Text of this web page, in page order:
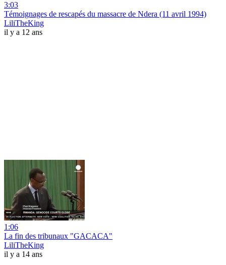
3:03
Témoignages de rescapés du massacre de Ndera (11 avril 1994)
LiliTheKing
il y a 12 ans
1:06
La fin des tribunaux "GACACA"
LiliTheKing
il y a 14 ans